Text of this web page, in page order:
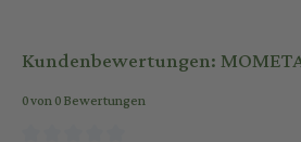
Kundenbewertungen:
0 von 0 Bewertungen